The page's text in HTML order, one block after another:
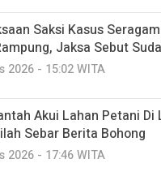
Saksi Kasus
Jaksa Sebut
2026 - 15:02 WITA
Akui Lahan Petani
Sebar Berita Bohong
2026 - 17:46 WITA